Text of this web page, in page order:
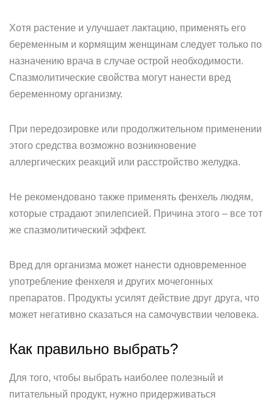
Хотя растение и улучшает лактацию, применять его
беременным и кормящим женщинам следует только по
назначению врача в случае острой необходимости.
Спазмолитические свойства могут нанести вред
беременному организму.
При передозировке или продолжительном применении
этого средства возможно возникновение
аллергических реакций или расстройство желудка.
Не рекомендовано также применять фенхель людям,
которые страдают эпилепсией. Причина этого – все тот
же спазмолитический эффект.
Вред для организма может нанести одновременное
употребление фенхеля и других мочегонных
препаратов. Продукты усилят действие друг друга, что
может негативно сказаться на самочувствии человека.
Как правильно выбрать?
Для того, чтобы выбрать наиболее полезный и
питательный продукт, нужно придерживаться